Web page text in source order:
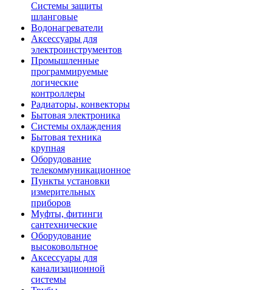
Системы защиты
шланговые
Водонагреватели
Аксессуары для
электроинструментов
Промышленные
программируемые
логические
контроллеры
Радиаторы, конвекторы
Бытовая электроника
Системы охлаждения
Бытовая техника
крупная
Оборудование
телекоммуникационное
Пункты установки
измерительных
приборов
Муфты, фитинги
сантехнические
Оборудование
высоковольтное
Аксессуары для
канализационной
системы